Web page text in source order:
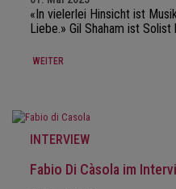
«In vielerlei Hinsicht ist
Liebe.» Gil Shaham ist Solist
WEITER
INTERVIEW
Fabio Di Càsola im